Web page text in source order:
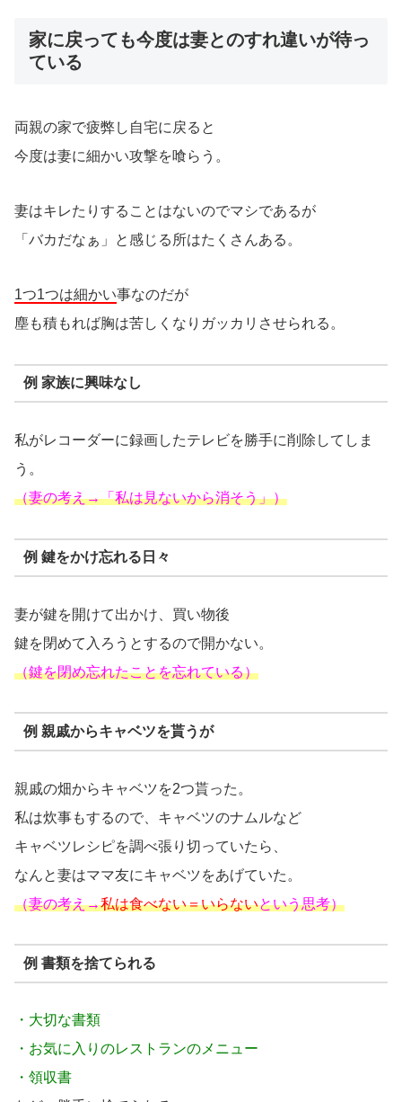
家に戻っても今度は妻とのすれ違いが待っ
ている
両親の家で疲弊し自宅に戻ると
今度は妻に細かい攻撃を喰らう。
妻はキレたりすることはないのでマシであるが
「バカだなぁ」と感じる所はたくさんある。
1つ1つは細かい事なのだが
塵も積もれば胸は苦しくなりガッカリさせられる。
例 家族に興味なし
私がレコーダーに録画したテレビを勝手に削除してしま
う。
（妻の考え→「私は見ないから消そう」）
例 鍵をかけ忘れる日々
妻が鍵を開けて出かけ、買い物後
鍵を閉めて入ろうとするので開かない。
（鍵を閉め忘れたことを忘れている）
例 親戚からキャベツを貰うが
親戚の畑からキャベツを2つ貰った。
私は炊事もするので、キャベツのナムルなど
キャベツレシピを調べ張り切っていたら、
なんと妻はママ友にキャベツをあげていた。
（妻の考え→私は食べない＝いらないという思考）
例 書類を捨てられる
・大切な書類
・お気に入りのレストランのメニュー
・領収書